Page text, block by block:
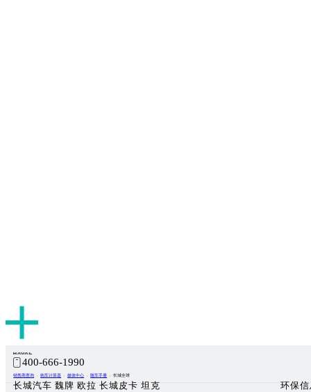
400-666-1990
销售商查询 购车计算器 媒体中心 随车手册 长城全球
长城汽车 魏牌 欧拉 长城皮卡 坦克 环保